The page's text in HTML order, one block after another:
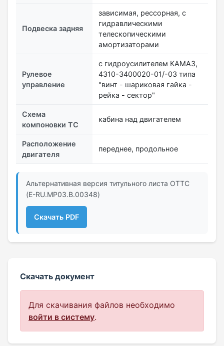
Подвеска задняя
зависимая, рессорная, с
гидравлическими
телескопическими
амортизаторами
Рулевое
управление
с гидроусилителем КАМАЗ,
4310-3400020-01/-03 типа
"винт - шариковая гайка -
рейка - сектор"
Схема
компоновки ТС
кабина над двигателем
Расположение
двигателя
переднее, продольное
Альтернативная версия титульного листа ОТТС
(E-RU.МР03.B.00348)
Скачать PDF
Скачать документ
Для скачивания файлов необходимо
войти в систему.